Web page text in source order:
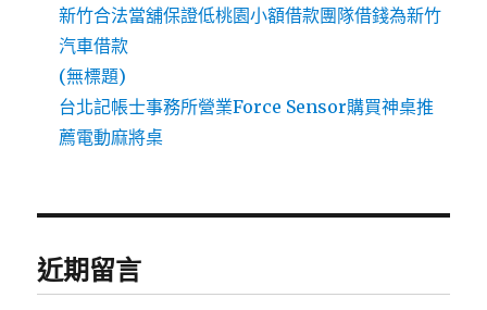
新竹合法當舖保證低桃園小額借款團隊借錢為新竹
汽車借款
(無標題)
台北記帳士事務所營業Force Sensor購買神桌推
薦電動麻將桌
近期留言